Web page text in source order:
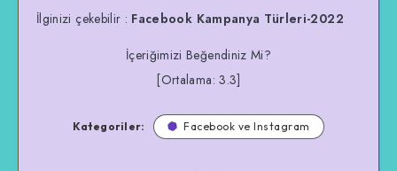
İlginizi çekebilir : Facebook Kampanya Türleri-2022
İçeriğimizi Beğendiniz Mi?
[Ortalama:3.3]
Kategoriler: Facebook ve Instagram